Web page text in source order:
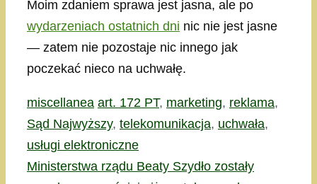
Moim zdaniem sprawa jest jasna, ale po
wydarzeniach ostatnich dni nic nie jest jasne
— zatem nie pozostaje nic innego jak
poczekać nieco na uchwałę.
Kategorie
miscellanea Tagi
art. 172 PT, marketing, reklama,
Sąd Najwyższy, telekomunikacja, uchwała,
usługi elektroniczne
Ministerstwa rządu Beaty Szydło zostały